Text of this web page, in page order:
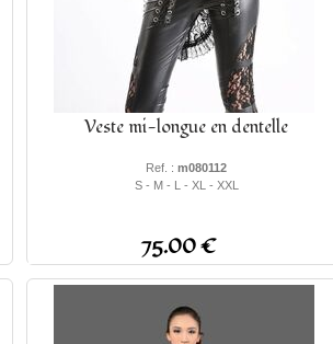
Veste mi-longue en dentelle
Ref. : m080112
S - M - L - XL - XXL
75.00 €